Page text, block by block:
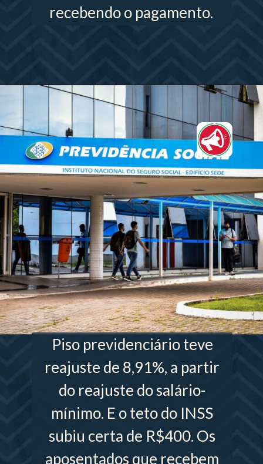
recebendo o pagamento.
Piso previdenciário teve
reajuste de 8,91%, a partir
do reajuste do salário-
mínimo. E o teto do INSS
subiu certa de R$400. Os
aposentados que recebem